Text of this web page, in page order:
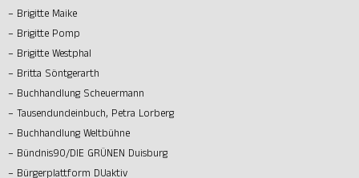
– Brigitte Maike
– Brigitte Pomp
– Brigitte Westphal
– Britta Söntgerarth
– Buchhandlung Scheuermann
– Tausendundeinbuch, Petra Lorberg
– Buchhandlung Weltbühne
– Bündnis90/DIE GRÜNEN Duisburg
– Bürgerplattform DUaktiv